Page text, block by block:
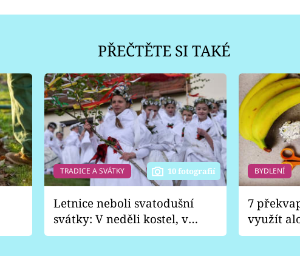
PŘEČTĚTE SI TAKÉ
TRADICE A SVÁTKY 10 fotografií
Letnice neboli svatodušní
svátky: V neděli kostel, v
pondělí zábava
BYDLENÍ
7
využít